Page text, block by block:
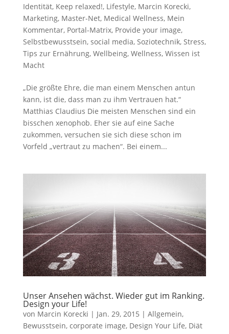
Identität, Keep relaxed!, Lifestyle, Marcin Korecki,
Marketing, Master-Net, Medical Wellness, Mein
Kommentar, Portal-Matrix, Provide your image,
Selbstbewusstsein, social media, Soziotechnik, Stress,
Tips zur Ernährung, Wellbeing, Wellness, Wissen ist
Macht
„Die größte Ehre, die man einem Menschen antun
kann, ist die, dass man zu ihm Vertrauen hat.“
Matthias Claudius Die meisten Menschen sind ein
bisschen xenophob. Eher sie auf eine Sache
zukommen, versuchen sie sich diese schon im
Vorfeld „vertraut zu machen“. Bei einem...
Unser Ansehen wächst. Wieder gut im Ranking.
Design your Life!
von Marcin Korecki | Jan. 29, 2015 | Allgemein,
Bewusstsein, corporate image, Design Your Life, Diät